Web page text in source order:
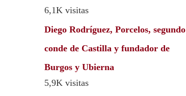
6,1K visitas
Diego Rodríguez, Porcelos, segundo
conde de Castilla y fundador de
Burgos y Ubierna
5,9K visitas